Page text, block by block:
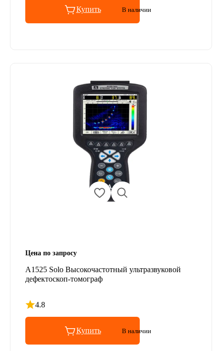
Купить В наличии
Цена по запросу
А1525 Solo Высокочастотный ультразвуковой
дефектоскоп-томограф
4.8
Рейтинг 4.8 из 5
Купить В наличии